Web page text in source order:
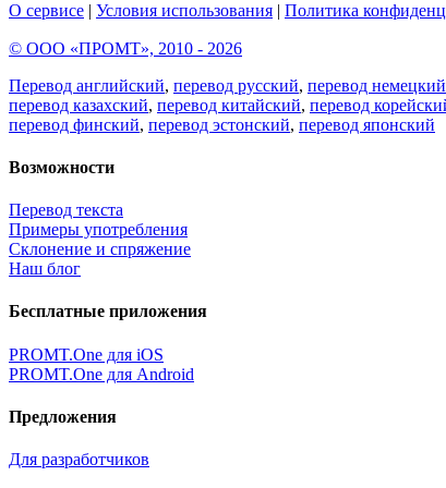
О сервисе | Условия использования | Политика
© ООО «ПРОМТ», 2010 - 2026
Перевод английский, перевод русский, перевод немецкий
перевод казахский, перевод китайский, перевод
перевод финский, перевод эстонский, перевод японский
Возможности
Перевод текста
Примеры употребления
Склонение и спряжение
Наш блог
Бесплатные приложения
PROMT.One для iOS
PROMT.One для Android
Предложения
Для разработчиков